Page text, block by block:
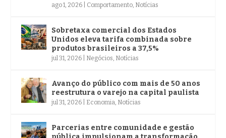
ago 1, 2026 Comportamento, Notícias
Sobretaxa comercial dos Estados
Unidos eleva tarifa combinada sobre
produtos brasileiros a 37,5%
jul 31, 2026 Negócios, Notícias
Avanço do público com mais de 50 anos
reestrutura o varejo na capital paulista
jul 31, 2026 Economia, Notícias
Parcerias entre comunidade e gestão